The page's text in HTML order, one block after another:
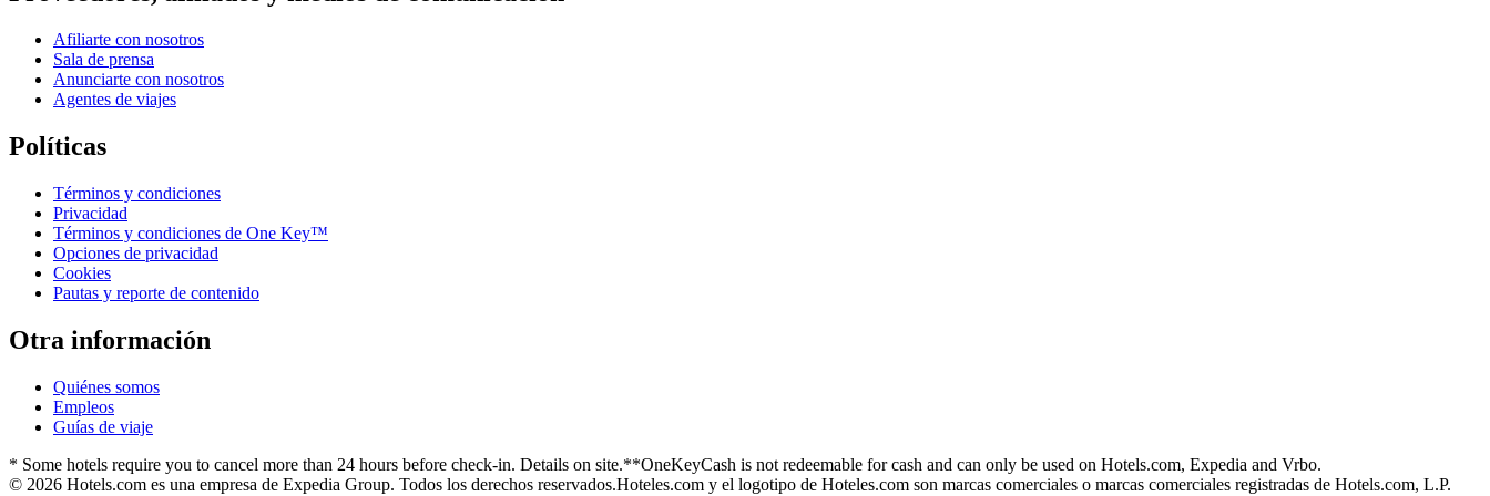
Afiliarte con nosotros
Sala de prensa
Anunciarte con nosotros
Agentes de viajes
Políticas
Términos y condiciones
Privacidad
Términos y condiciones de One Key™
Opciones de privacidad
Cookies
Pautas y reporte de contenido
Otra información
Quiénes somos
Empleos
Guías de viaje
* Some hotels require you to cancel more than 24 hours before check-in. Details on site.**OneKeyCash is not redeemable for cash and can only be used on Hotels.com, Expedia and Vrbo.
© 2026 Hotels.com es una empresa de Expedia Group. Todos los derechos reservados.Hoteles.com y el logotipo de Hoteles.com son marcas comerciales o marcas comerciales registradas de Hotels.com, L.P.